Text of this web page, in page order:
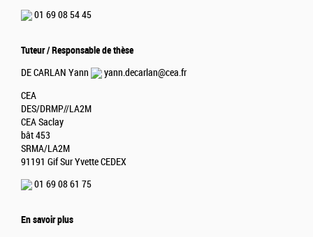
01 69 08 54 45
Tuteur / Responsable de thèse
DE CARLAN Yann
yann.decarlan@cea.fr
CEA
DES/DRMP//LA2M
CEA Saclay
bât 453
SRMA/LA2M
91191 Gif Sur Yvette CEDEX
01 69 08 61 75
En savoir plus